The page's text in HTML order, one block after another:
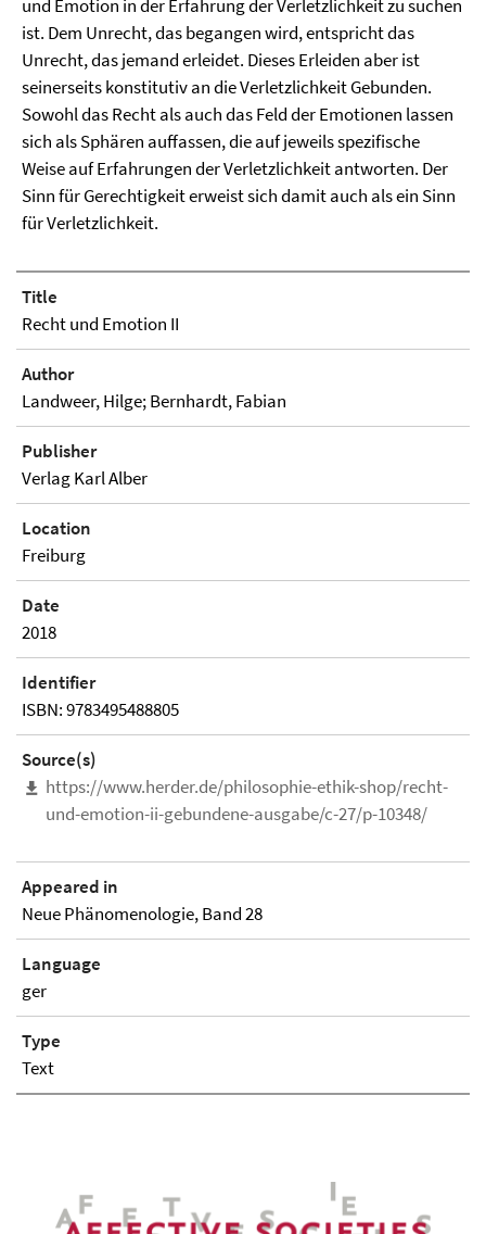
und Emotion in der Erfahrung der Verletzlichkeit zu suchen
ist. Dem Unrecht, das begangen wird, entspricht das
Unrecht, das jemand erleidet. Dieses Erleiden aber ist
seinerseits konstitutiv an die Verletzlichkeit Gebunden.
Sowohl das Recht als auch das Feld der Emotionen lassen
sich als Sphären auffassen, die auf jeweils spezifische
Weise auf Erfahrungen der Verletzlichkeit antworten. Der
Sinn für Gerechtigkeit erweist sich damit auch als ein Sinn
für Verletzlichkeit.
Title
Recht und Emotion II
Author
Landweer, Hilge; Bernhardt, Fabian
Publisher
Verlag Karl Alber
Location
Freiburg
Date
2018
Identifier
ISBN: 9783495488805
Source(s)
https://www.herder.de/philosophie-ethik-shop/recht-
und-emotion-ii-gebundene-ausgabe/c-27/p-10348/
Appeared in
Neue Phänomenologie, Band 28
Language
ger
Type
Text